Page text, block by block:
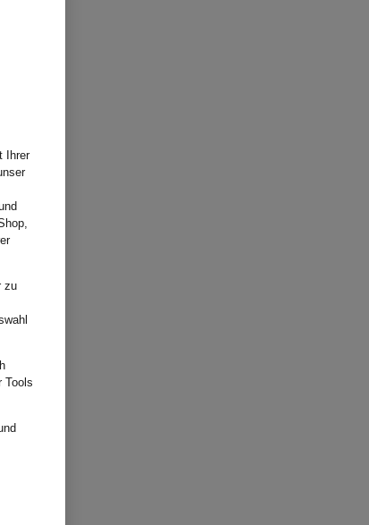
Ihrer
zu
Tools